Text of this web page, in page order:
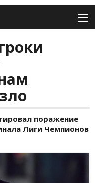
поражение
Лиги Чемпионов